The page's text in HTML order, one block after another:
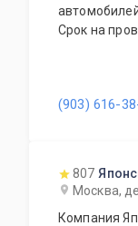
Срок на
(903) 616-
807
Москва,
Компания